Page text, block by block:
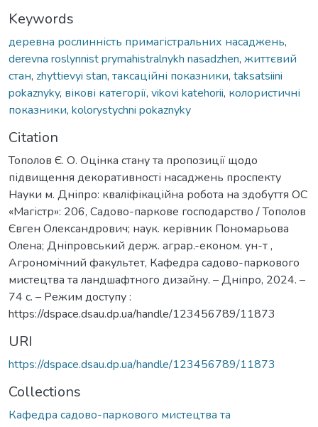
Keywords
деревна рослинність примагістральних насаджень,
derevna roslynnist prymahistralnykh nasadzhen, життєвий
стан, zhyttievyi stan, таксаційні показники, taksatsiini
pokaznyky, вікові категорії, vikovi katehorii, колористичні
показники, kolorystychni pokaznyky
Citation
Тополов Є. О. Оцінка стану та пропозиції щодо
підвищення декоративності насаджень проспекту
Науки м. Дніпро: кваліфікаційна робота на здобуття ОС
«Магістр»: 206, Садово-паркове господарство / Тополов
Євген Олександрович; наук. керівник Пономарьова
Олена; Дніпровський держ. аграр.-економ. ун-т ,
Агрономічний факультет, Кафедра садово-паркового
мистецтва та ландшафтного дизайну. – Дніпро, 2024. –
74 с. – Режим доступу :
https://dspace.dsau.dp.ua/handle/123456789/11873
URI
https://dspace.dsau.dp.ua/handle/123456789/11873
Collections
Кафедра садово-паркового мистецтва та